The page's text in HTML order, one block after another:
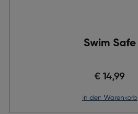
Swim Safe
€ 14,99
in den Warenkorb